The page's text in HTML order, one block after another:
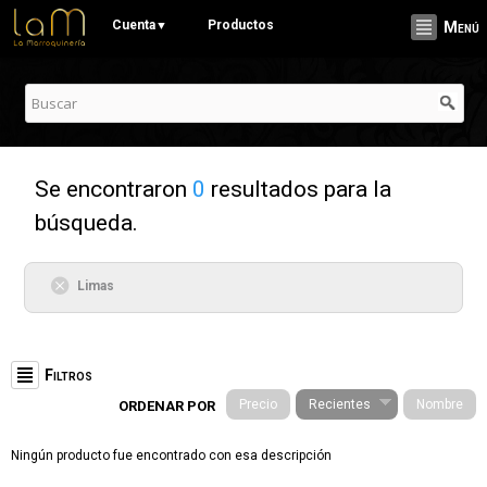
contenido
Cuenta▼ Productos Menú
Se encontraron 0 resultados para la
búsqueda.
Limas
Filtros
ORDENAR POR Precio Recientes Nombre
Ningún producto fue encontrado con esa descripción